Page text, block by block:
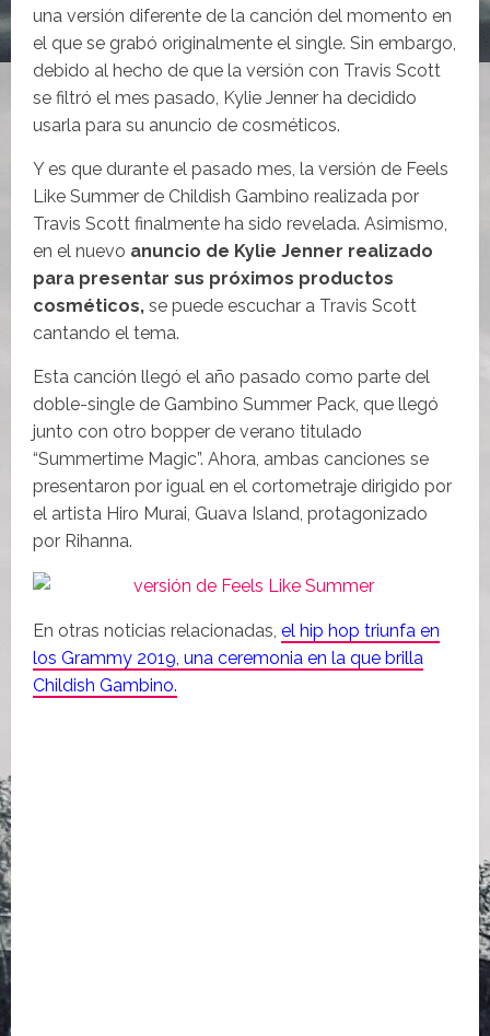
una versión diferente de la canción del momento en
el que se grabó originalmente el single. Sin embargo,
debido al hecho de que la versión con Travis Scott
se filtró el mes pasado, Kylie Jenner ha decidido
usarla para su anuncio de cosméticos.
Y es que durante el pasado mes, la versión de Feels
Like Summer de Childish Gambino realizada por
Travis Scott finalmente ha sido revelada. Asimismo,
en el nuevo anuncio de Kylie Jenner realizado
para presentar sus próximos productos
cosméticos, se puede escuchar a Travis Scott
cantando el tema.
Esta canción llegó el año pasado como parte del
doble-single de Gambino Summer Pack, que llegó
junto con otro bopper de verano titulado
“Summertime Magic”. Ahora, ambas canciones se
presentaron por igual en el cortometraje dirigido por
el artista Hiro Murai, Guava Island, protagonizado
por Rihanna.
En otras noticias relacionadas, el hip hop triunfa en
los Grammy 2019, una ceremonia en la que brilla
Childish Gambino.